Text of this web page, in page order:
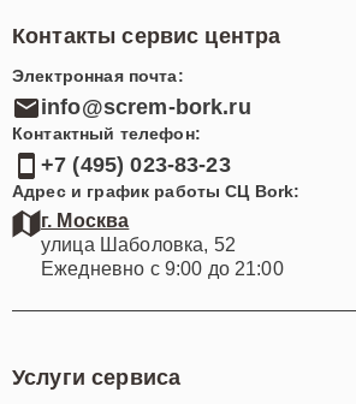
Контакты сервис центра
Электронная почта:
info@screm-bork.ru
Контактный телефон:
+7 (495) 023-83-23
Адрес и график работы СЦ Bork:
г. Москва
улица Шаболовка, 52
Ежедневно с 9:00 до 21:00
Услуги сервиса